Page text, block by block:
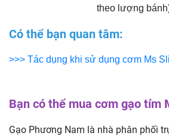
theo lượng
Có thể bạn quan tâm:
>>> Tác dụng khi sử dụng cơm Ms
Bạn có thể mua cơm gạo tím
Gạo Phương Nam là nhà phân phối